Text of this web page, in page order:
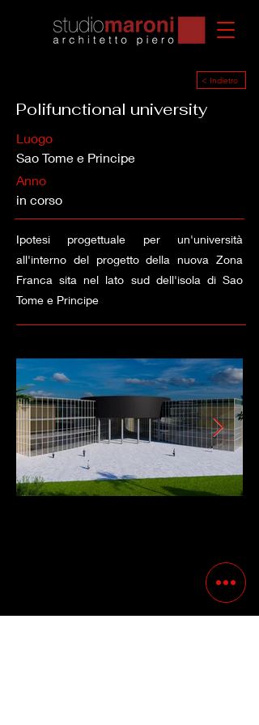
< Indietro
Polifunctional university
Luogo
Sao Tome e Principe
Anno
in corso
Ipotesi progettuale per un'università
all'interno del progetto della nuova Zona
Franca sita nel lato sud dell'isola di Sao
Tome e Principe